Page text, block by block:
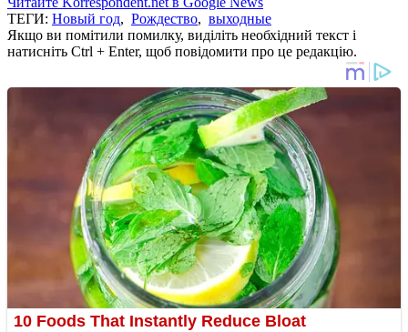
ТЕГИ: Новый год, Рождество, выходные
Якщо ви помітили помилку, виділіть необхідний текст і
натисніть Ctrl + Enter, щоб повідомити про це редакцію.